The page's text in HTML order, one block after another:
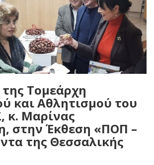
Τομεάρχη
και Αθλητισμού του
κ. Μαρίνας
στην Έκθεση «ΠΟΠ –
της Θεσσαλικής